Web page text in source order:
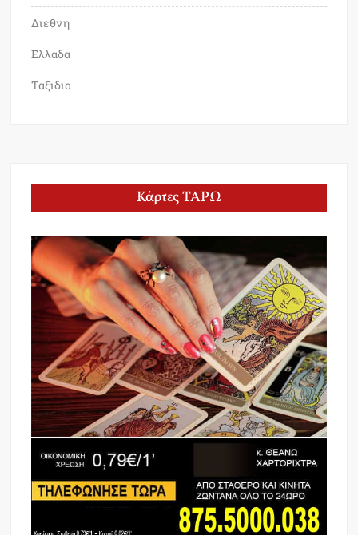
Διεθνη
Ελλαδα
Ταξιδια
Κάρτες ΤΑΡΩ